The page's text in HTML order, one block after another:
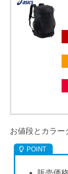
お値段とカラー